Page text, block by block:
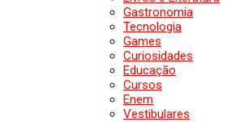
Gastronomia
Tecnologia
Games
Curiosidades
Educação
Cursos
Enem
Vestibulares